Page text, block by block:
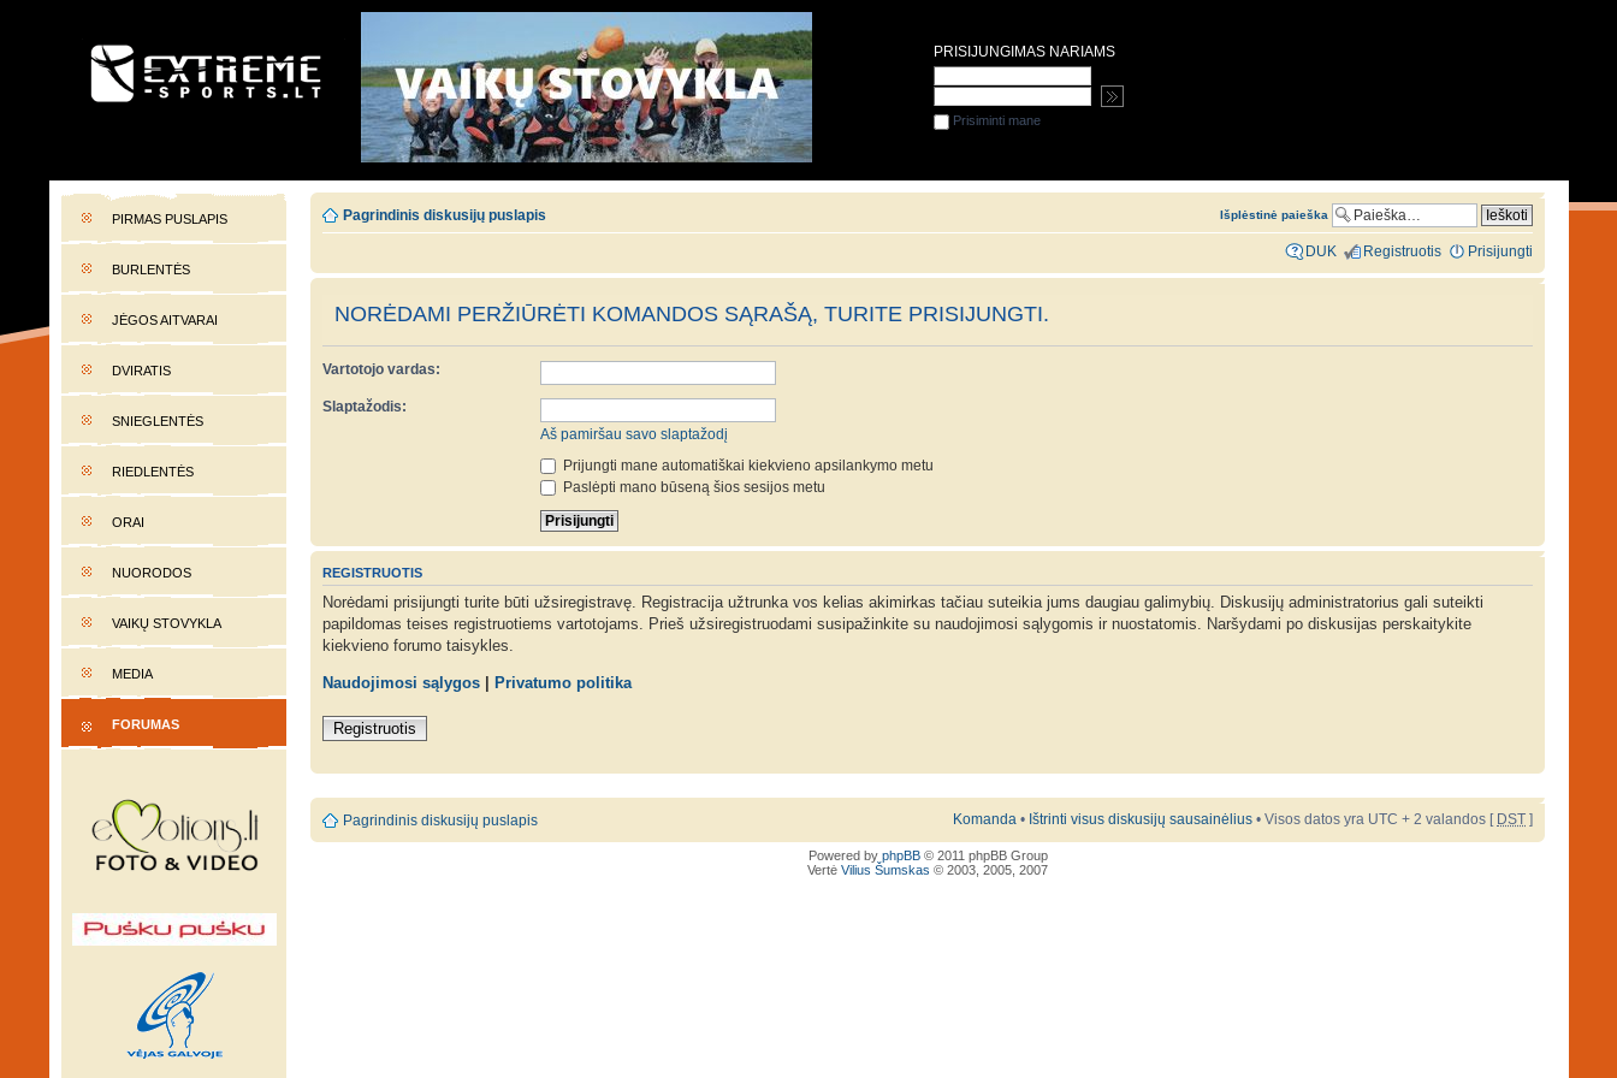
EXTREME-SPORTS.LT
PIRMAS PUSLAPIS
BURLENTĖS
JĖGOS AITVARAI
DVIRATIS
SNIEGLENTĖS
RIEDLENTĖS
ORAI
NUORODOS
VAIKŲ STOVYKLA
MEDIA
FORUMAS
Pagrindinis diskusijų puslapis Išplėstinė paieška
DUK Registruotis Prisijungti
NORĖDAMI PERŽIŪRĖTI KOMANDOS SĄRAŠĄ, TURITE PRISIJUNGTI.
Vartotojo vardas:
Slaptažodis:
Aš pamiršau savo slaptažodį
Prijungti mane automatiškai kiekvieno apsilankymo metu
Paslėpti mano būseną šios sesijos metu
REGISTRUOTIS
Norėdami prisijungti turite būti užsiregistravę. Registracija užtrunka vos kelias akimirkas tačiau suteikia jums daugiau galimybių. Diskusijų administratorius gali suteikti
papildomas teises registruotiems vartotojams. Prieš užsiregistruodami susipažinkite su naudojimosi sąlygomis ir nuostatomis. Naršydami po diskusijas perskaitykite
kiekvieno forumo taisykles.
Naudojimosi sąlygos Privatumo politika
Registruotis
Pagrindinis diskusijų puslapis Komanda • Ištrinti visus diskusijų sausainėlius • Visos datos yra UTC + 2 valandos [ DST ]
Powered by phpBB© 2011 phpBB Group
Vertė Vilius Šumskas © 2003, 2005, 2007
PRISIJUNGIMAS NARIAMS
Prisiminti mane